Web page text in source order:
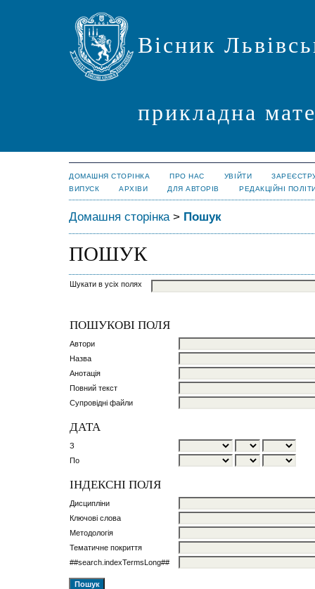
Вісник
прикладна
ДОМАШНЯ СТОРІНКА ПРО НАС УВІЙТИ
ВИПУСК
АРХІВИ ДЛЯ АВТОРІВ РЕДАКЦІЙНІ
Домашня сторінка> Пошук
ПОШУК
Шукати в усіх полях
ПОШУКОВІ ПОЛЯ
Автори
Назва
Анотація
Повний текст
Супровідні файли
ДАТА
З
По
ІНДЕКСНІ ПОЛЯ
Дисципліни
Ключові слова
Методологія
Тематичне покриття
##search.indexTermsLong##